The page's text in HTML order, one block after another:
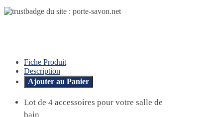
Fiche Produit
Description
Ajouter au Panier
Lot de 4 accessoires pour votre salle de
bain